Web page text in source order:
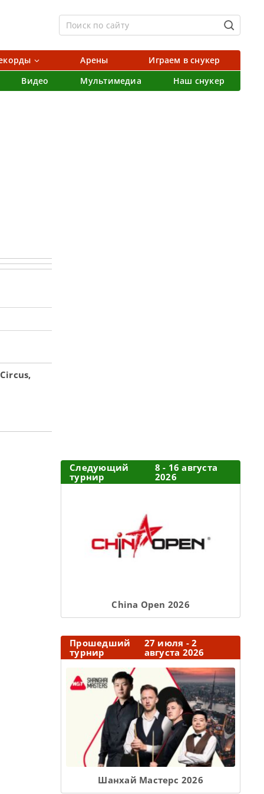
Арены
Играем в снукер
Видео Мультимедиа Наш снукер
Следующий
турнир
8 - 16 августа
2026
Сhina Open 2026
Прошедший
турнир
27 июля - 2
августа 2026
Шанхай Мастерс 2026